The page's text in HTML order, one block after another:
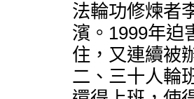
法輪功修煉者
濱。1999年迫
住，又連續被
二、三十人輪